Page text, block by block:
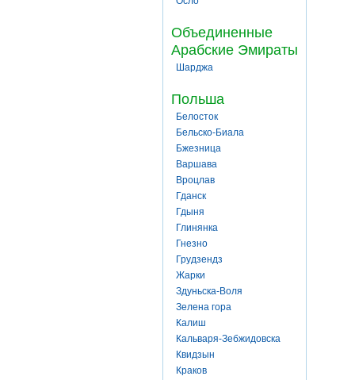
Объединенные
Арабские Эмираты
Шарджа
Польша
Белосток
Бельско-Биала
Бжезница
Варшава
Вроцлав
Гданск
Гдыня
Глинянка
Гнезно
Грудзендз
Жарки
Здуньска-Воля
Зелена гора
Калиш
Кальваря-Зебжидовска
Квидзын
Краков